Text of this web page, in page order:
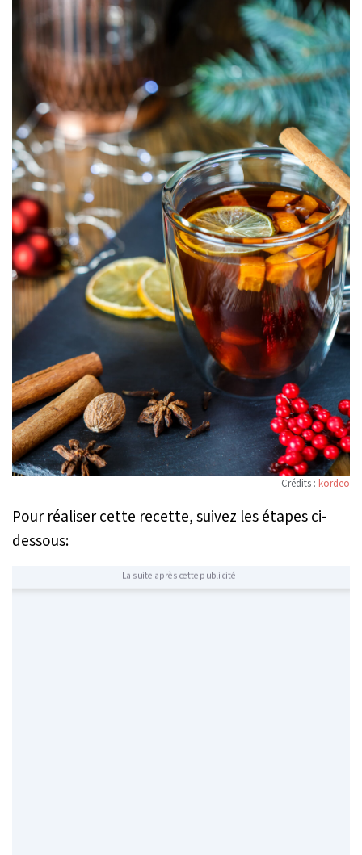
Crédits : kordeo
Pour réaliser cette recette, suivez les étapes ci-
dessous:
La suite après cette publicité